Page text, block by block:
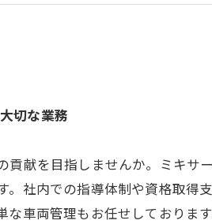
切な業務
献を目指しませんか。ミキサ
社内での指導体制や資格取得
車両管理もお任せしておりま